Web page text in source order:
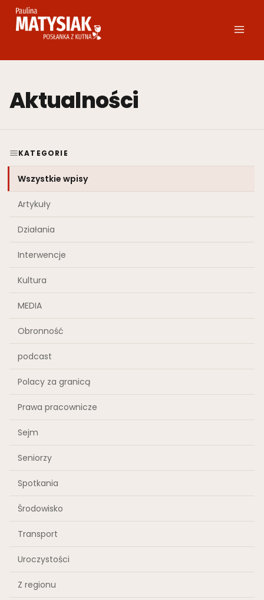
Przejdź
Aktualności
KATEGORIE
Wszystkie wpisy
Artykuły
Działania
Interwencje
Kultura
MEDIA
Obronność
podcast
Polacy za granicą
Prawa pracownicze
Sejm
Seniorzy
Spotkania
Środowisko
Transport
Uroczystości
Z regionu